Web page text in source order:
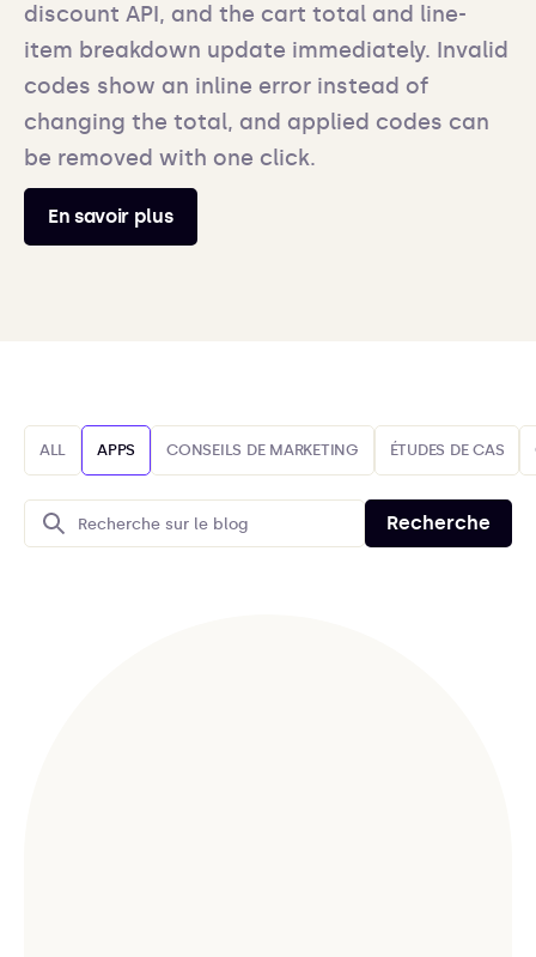
discount API, and the cart total and line-
item breakdown update immediately. Invalid
codes show an inline error instead of
changing the total, and applied codes can
be removed with one click.
En savoir plus
ALL APPS CONSEILS DE MARKETING ÉTUDES DE CAS